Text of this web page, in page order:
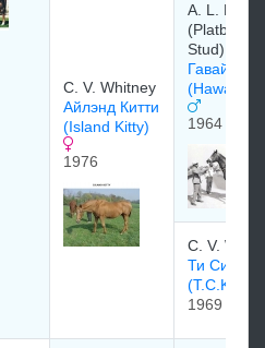
C. V. Whitney
Айлэнд Китти
(Island Kitty)
1976
A. L. Dell
(Platberg
Stud)
Гавайи
(Hawaii)
1964
C. V.
Ти Си
1969